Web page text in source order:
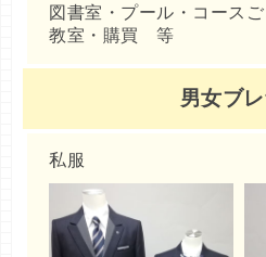
図書室・プール・コース
教室・購買 等
男女ブ
私服